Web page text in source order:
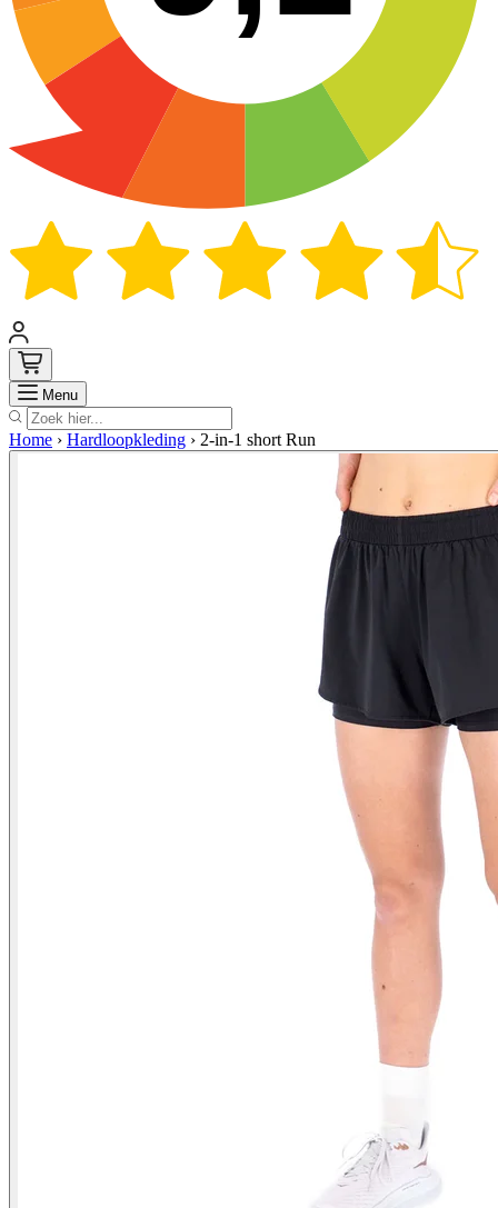
Menu Zoek
Home › Hardloopkleding › 2-in-1 short Run